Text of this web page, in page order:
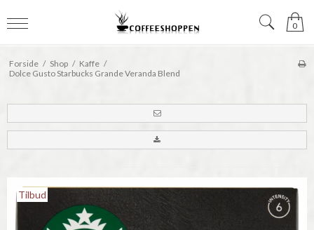
0
Forside / Shop / Kaffe /
Dolce Gusto Starbucks Grande Veranda Blend
Tilbud